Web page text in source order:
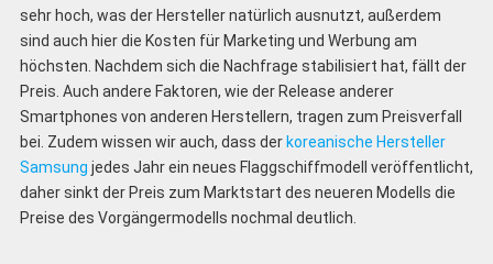
sehr hoch, was der Hersteller natürlich ausnutzt, außerdem
sind auch hier die Kosten für Marketing und Werbung am
höchsten. Nachdem sich die Nachfrage stabilisiert hat, fällt der
Preis. Auch andere Faktoren, wie der Release anderer
Smartphones von anderen Herstellern, tragen zum Preisverfall
bei. Zudem wissen wir auch, dass der koreanische Hersteller
Samsung jedes Jahr ein neues Flaggschiffmodell veröffentlicht,
daher sinkt der Preis zum Marktstart des neueren Modells die
Preise des Vorgängermodells nochmal deutlich.